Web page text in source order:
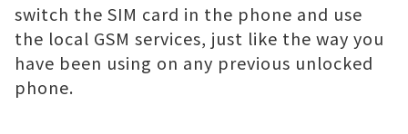
switch the SIM card in the phone and use
the local GSM services, just like the way you
have been using on any previous unlocked
phone.